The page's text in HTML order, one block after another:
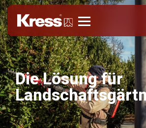
Die Lösung für